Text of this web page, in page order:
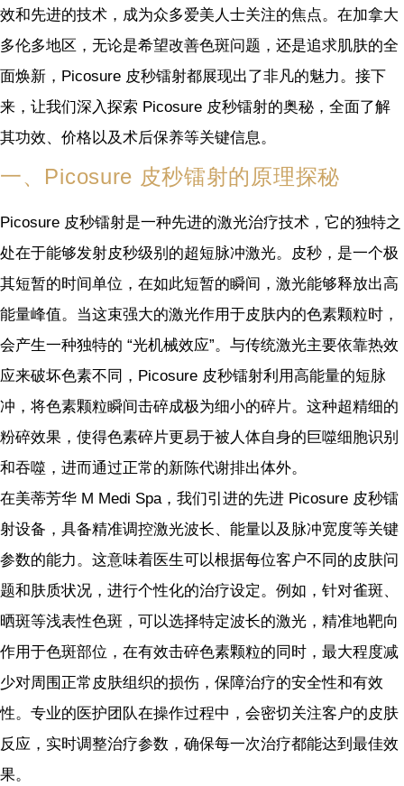
效和先进的技术，成为众多爱美人士关注的焦点。在加拿大
多伦多地区，无论是希望改善色斑问题，还是追求肌肤的全
面焕新，Picosure 皮秒镭射都展现出了非凡的魅力。接下
来，让我们深入探索 Picosure 皮秒镭射的奥秘，全面了解
其功效、价格以及术后保养等关键信息。
一、Picosure 皮秒镭射的原理探秘
Picosure 皮秒镭射是一种先进的激光治疗技术，它的独特之
处在于能够发射皮秒级别的超短脉冲激光。皮秒，是一个极
其短暂的时间单位，在如此短暂的瞬间，激光能够释放出高
能量峰值。当这束强大的激光作用于皮肤内的色素颗粒时，
会产生一种独特的 “光机械效应”。与传统激光主要依靠热效
应来破坏色素不同，Picosure 皮秒镭射利用高能量的短脉
冲，将色素颗粒瞬间击碎成极为细小的碎片。这种超精细的
粉碎效果，使得色素碎片更易于被人体自身的巨噬细胞识别
和吞噬，进而通过正常的新陈代谢排出体外。
在美蒂芳华 M Medi Spa，我们引进的先进 Picosure 皮秒镭
射设备，具备精准调控激光波长、能量以及脉冲宽度等关键
参数的能力。这意味着医生可以根据每位客户不同的皮肤问
题和肤质状况，进行个性化的治疗设定。例如，针对雀斑、
晒斑等浅表性色斑，可以选择特定波长的激光，精准地靶向
作用于色斑部位，在有效击碎色素颗粒的同时，最大程度减
少对周围正常皮肤组织的损伤，保障治疗的安全性和有效
性。专业的医护团队在操作过程中，会密切关注客户的皮肤
反应，实时调整治疗参数，确保每一次治疗都能达到最佳效
果。